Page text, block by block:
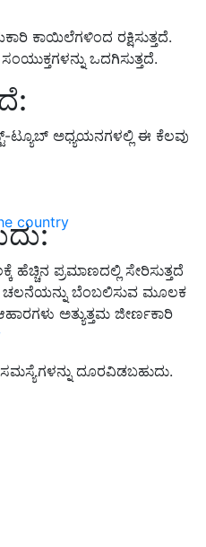
country
ಕಾಯಿಲೆಗಳಿಂದ ರಕ್ಷಿಸುತ್ತದೆ.
ಒದಗಿಸುತ್ತದೆ.
ಟ್ಯೂಬ್ ಅಧ್ಯಯನಗಳಲ್ಲಿ ಈ ಕೆಲವು
ಹೆಚ್ಚಿನ ಪ್ರಮಾಣದಲ್ಲಿ ಸೇರಿಸುತ್ತದೆ
ಚಲನೆಯನ್ನು ಬೆಂಬಲಿಸುವ ಮೂಲಕ
ಅತ್ಯುತ್ತಮ ಜೀರ್ಣಕಾರಿ
ದೂರವಿಡಬಹುದು.